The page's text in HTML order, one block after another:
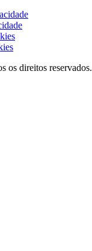
os direitos reservados.